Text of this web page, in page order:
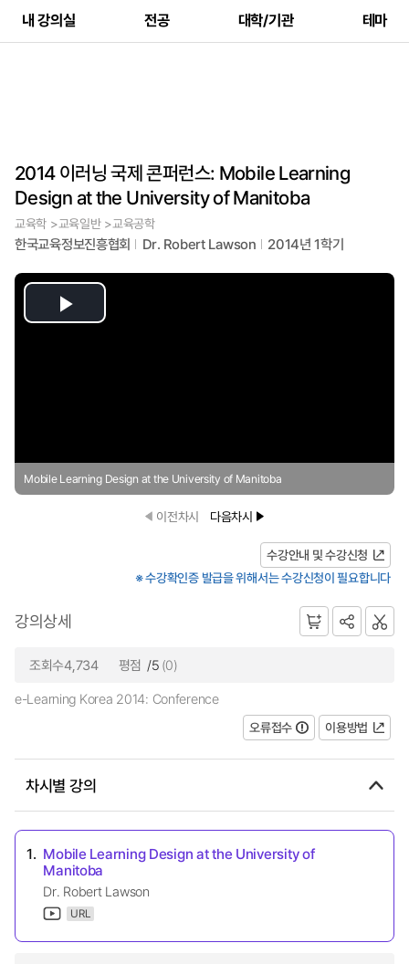
내 강의실 전공 대학/기관 테마
2014 이러닝 국제 콘퍼런스: Mobile Learning
Design at the University of Manitoba
교육학 >교육일반 >교육공학
한국교육정보진흥협회 Dr. Robert Lawson 2014년 1학기
Play
Mobile Learning Design at the University of Manitoba
이전차시 다음차시
수강안내 및 수강신청
※ 수강확인증 발급을 위해서는 수강신청이 필요합니다
강의상세
조회수4,734 평점 /5 (0)
e-Learning Korea 2014: Conference
오류접수
이용방법
차시별 강의
1. Mobile Learning Design at the University of
Manitoba
Dr. Robert Lawson
URL